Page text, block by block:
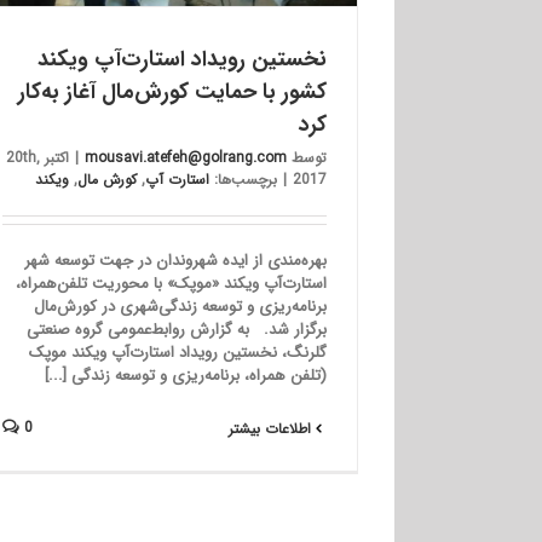
نخستین رویداد استارت‌آپ ویکند
کشور با حمایت کورش‌مال آغاز به‌کار
کرد
توسط mousavi.atefeh@golrang.com
|
اکتبر 20th,
2017
| برچسب‌ها: استارت آپ,کورش‌ مال, ویکند
بهره‌مندی از ایده‌‌ شهروندان در جهت توسعه شهر
استارت‌آپ ویکند «موپک» با محوریت تلفن‌همراه،
برنامه‌ریزی و توسعه زندگی‌شهری در کورش‌مال
برگزار شد. به گزارش روابط‌عمومی گروه صنعتی
گلرنگ، نخستین رویداد استارت‌آپ ویکند موپک
(تلفن همراه، برنامه‌ریزی و توسعه زندگی [...]
اطلاعات بیشتر 0